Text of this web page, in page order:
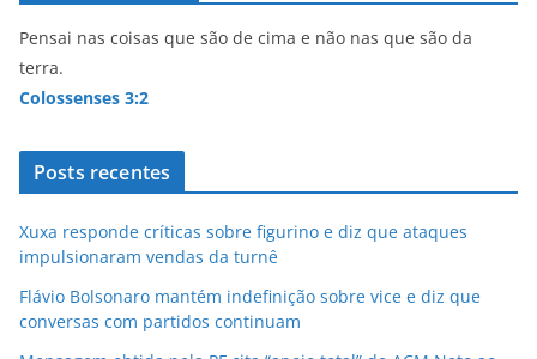
Pensai nas coisas que são de cima e não nas que são da
terra.
Colossenses 3:2
Posts recentes
Xuxa responde críticas sobre figurino e diz que ataques
impulsionaram vendas da turnê
Flávio Bolsonaro mantém indefinição sobre vice e diz que
conversas com partidos continuam